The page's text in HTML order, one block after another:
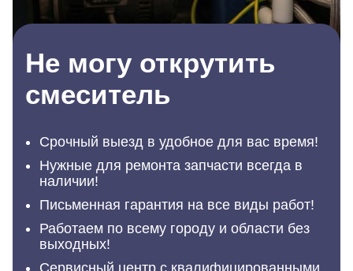
Не могу открутить
смеситель
Срочный выезд в удобное для вас время!
Нужные для ремонта запчасти всегда в
наличии!
Письменная гарантия на все виды работ!
Работаем по всему городу и области без
выходных!
Сервисный центр с квалифицированными